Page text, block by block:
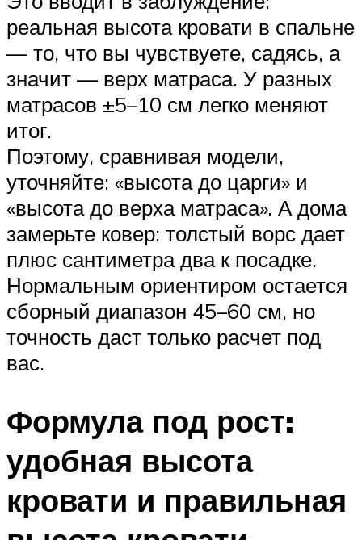
реальная высота кровати в спальне
— то, что вы чувствуете, садясь, а
значит — верх матраса. У разных
матрасов ±5–10 см легко меняют
итог.
Поэтому, сравнивая модели,
уточняйте: «высота до царги» и
«высота до верха матраса». А дома
замерьте ковер: толстый ворс дает
плюс сантиметра два к посадке.
Нормальным ориентиром остается
сборный диапазон 45–60 см, но
точность даст только расчет под
вас.
Формула под рост:
удобная высота
кровати и правильная